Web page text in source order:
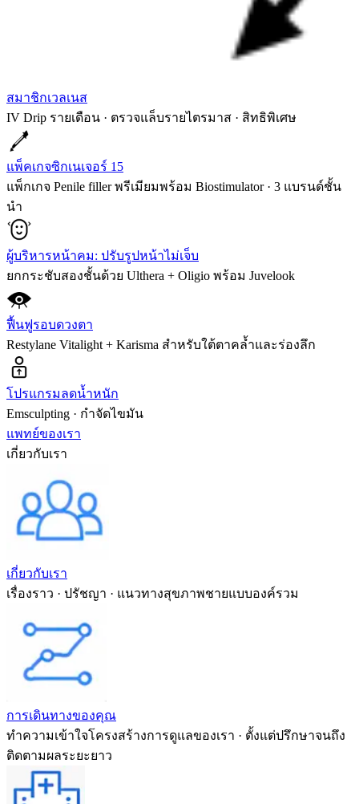
สมาชิกเวลเนส
IV Drip รายเดือน · ตรวจแล็บรายไตรมาส · สิทธิพิเศษ
แพ็คเกจซิกเนเจอร์ 15
แพ็กเกจ Penile filler พรีเมียมพร้อม Biostimulator · 3 แบรนด์ชั้น
นำ
ผู้บริหารหน้าคม: ปรับรูปหน้าไม่เจ็บ
ยกกระชับสองชั้นด้วย Ulthera + Oligio พร้อม Juvelook
ฟื้นฟูรอบดวงตา
Restylane Vitalight + Karisma สำหรับใต้ตาคล้ำและร่องลึก
โปรแกรมลดน้ำหนัก
Emsculpting · กำจัดไขมัน
แพทย์ของเรา
เกี่ยวกับเรา
เกี่ยวกับเรา
เรื่องราว · ปรัชญา · แนวทางสุขภาพชายแบบองค์รวม
การเดินทางของคุณ
ทำความเข้าใจโครงสร้างการดูแลของเรา · ตั้งแต่ปรึกษาจนถึง
ติดตามผลระยะยาว